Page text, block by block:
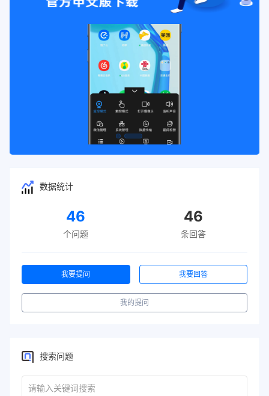
数据统计
46
个问题
46
条回答
我要提问 我要回答
我的提问
搜索问题